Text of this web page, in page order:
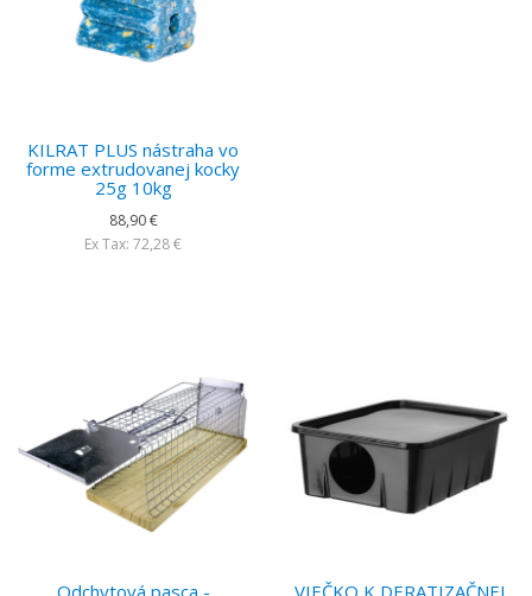
KILRAT PLUS nástraha vo
forme extrudovanej kocky
25g 10kg
88,90 €
Ex Tax: 72,28 €